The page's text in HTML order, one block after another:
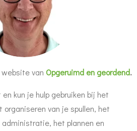
van Opgeruimd en geordend.
kun je hulp gebruiken bij het
organiseren van je spullen, het
het plannen en